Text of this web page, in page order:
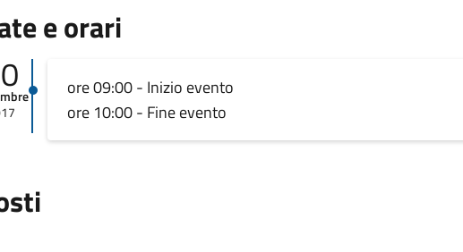
e orari
ore 09:00 - Inizio evento
ore 10:00 - Fine evento